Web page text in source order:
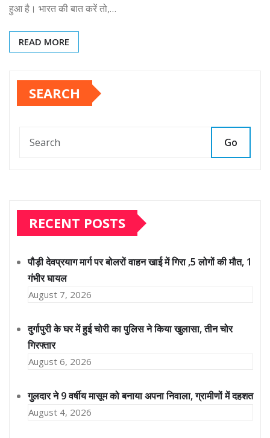
हुआ है। भारत की बात करें तो,…
READ MORE
SEARCH
Go
RECENT POSTS
पौड़ी देवप्रयाग मार्ग पर बोलरों वाहन खाई में गिरा ,5 लोगों की मौत, 1
गंभीर घायल
August 7, 2026
दुर्गापुरी के घर में हुई चोरी का पुलिस ने किया खुलासा, तीन चोर
गिरफ्तार
August 6, 2026
गुलदार ने 9 वर्षीय मासूम को बनाया अपना निवाला, ग्रामीणों में दहशत
August 4, 2026